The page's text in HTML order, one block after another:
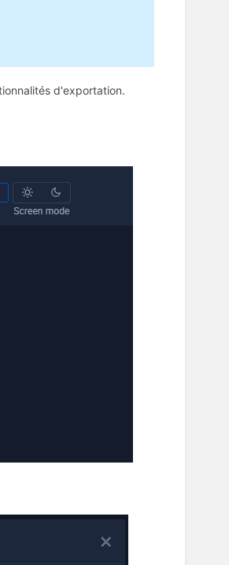
d'exportation.